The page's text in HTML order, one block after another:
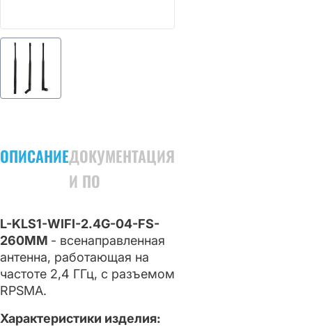
ОПИСАНИЕДОКУМЕНТАЦИЯ
И ПО
L-KLS1-WIFI-2.4G-04-FS-
260MM - всенаправленная
антенна, работающая на
частоте 2,4 ГГц, с разъемом
RPSMA.
Характеристики изделия: